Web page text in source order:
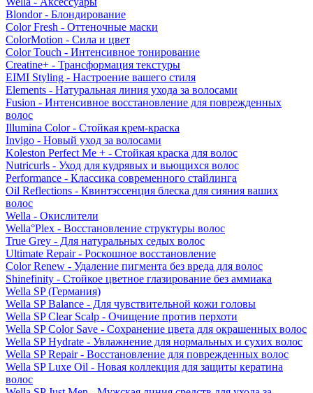
Blondor - Блондирование
Color Fresh - Оттеночные маски
ColorMotion - Сила и цвет
Color Touch - Интенсивное тонирование
Creatine+ - Трансформация текстуры
EIMI Styling - Настроение вашего стиля
Elements - Натуральная линия ухода за волосами
Fusion - Интенсивное восстановление для поврежденных
волос
Illumina Color - Стойкая крем-краска
Invigo - Новый уход за волосами
Koleston Perfect Me + - Стойкая краска для волос
Nutricurls - Уход для кудрявых и вьющихся волос
Performance - Классика современного стайлинга
Oil Reflections - Квинтэссенция блеска для сияния ваших
волос
Wella - Окислители
Wella°Plex - Восстановление структуры волос
True Grey - Для натуральных седых волос
Ultimate Repair - Роскошное восстановление
Color Renew - Удаление пигмента без вреда для волос
Shinefinity - Стойкое цветное глазирование без аммиака
Wella SP (Германия)
Wella SP Balance - Для чувствительной кожи головы
Wella SP Clear Scalp - Очищение против перхоти
Wella SP Color Save - Сохранение цвета для окрашенных волос
Wella SP Hydrate - Увлажнение для нормальных и сухих волос
Wella SP Repair - Восстановление для поврежденных волос
Wella SP Luxe Oil - Новая коллекция для защиты кератина
волос